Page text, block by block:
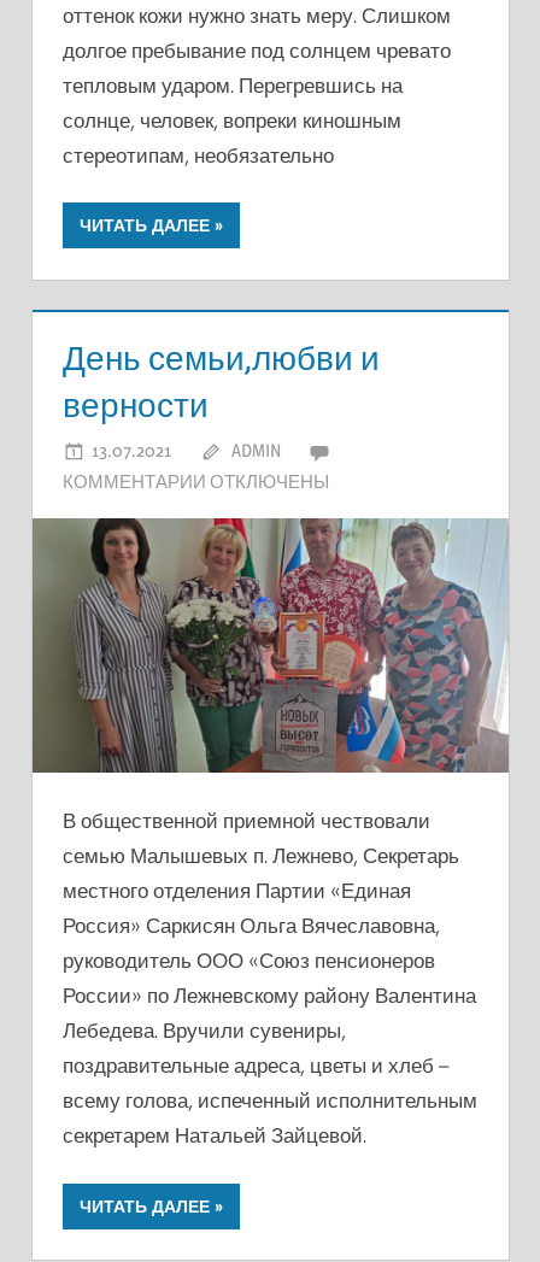
оттенок кожи нужно знать меру. Слишком
долгое пребывание под солнцем чревато
тепловым ударом. Перегревшись на
солнце, человек, вопреки киношным
стереотипам, необязательно
ЧИТАТЬ ДАЛЕЕ
День семьи,любви и
верности
13.07.2021
ADMIN
КОММЕНТАРИИ К
ДЕНЬ
СЕМЬИ,ЛЮБВИ
И
ВЕРНОСТИ
ОТКЛЮЧЕНЫ
В общественной приемной чествовали
семью Малышевых п. Лежнево, Секретарь
местного отделения Партии «Единая
Россия» Саркисян Ольга Вячеславовна,
руководитель ООО «Союз пенсионеров
России» по Лежневскому району Валентина
Лебедева. Вручили сувениры,
поздравительные адреса, цветы и хлеб –
всему голова, испеченный исполнительным
секретарем Натальей Зайцевой.
ЧИТАТЬ ДАЛЕЕ